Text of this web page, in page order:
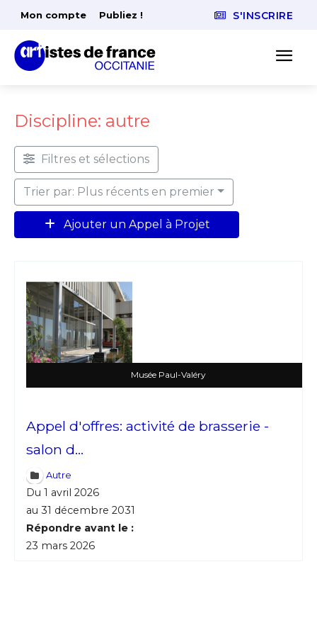
Adresse email*
Mon compte Publiez ! S'INSCRIRE
Discipline: autre
Filtres et sélections
Trier par: Plus récents en premier
Ajouter un Appel à Projet
Musée Paul-Valéry
Appel d'offres: activité de brasserie -
salon d...
Autre
Du 1 avril 2026
au 31 décembre 2031
Répondre avant le :
23 mars 2026